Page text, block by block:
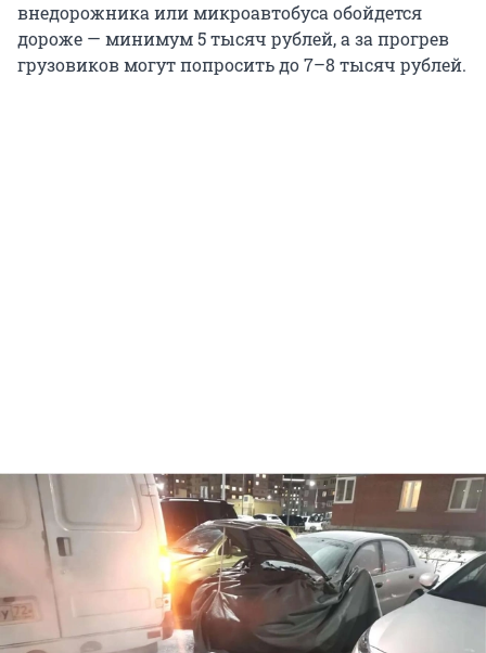
внедорожника или микроавтобуса обойдется
дороже — минимум 5 тысяч рублей, а за прогрев
грузовиков могут попросить до 7–8 тысяч рублей.